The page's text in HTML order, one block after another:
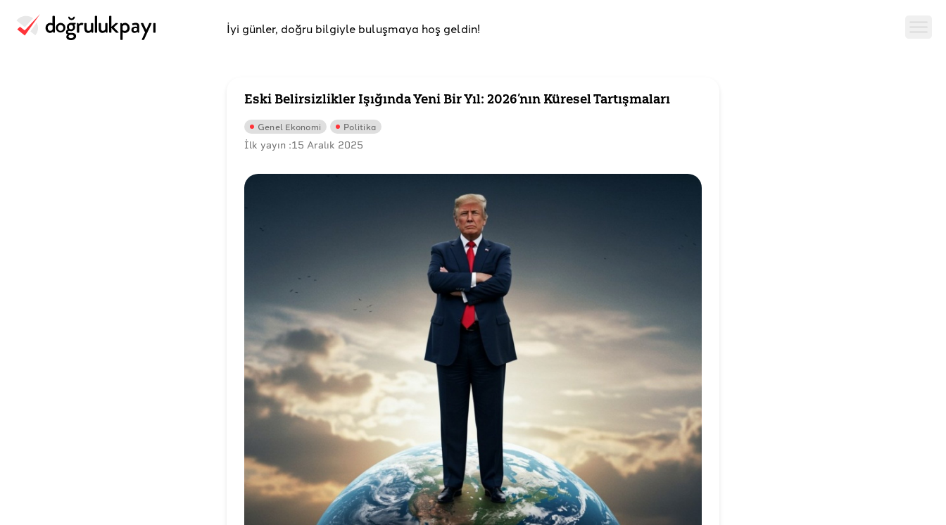
İyi günler, doğru bilgiyle buluşmaya hoş geldin!
Eski Belirsizlikler Işığında Yeni Bir Yıl: 2026’nın Küresel Tartışmaları
Genel Ekonomi Politika
İlk yayın :15 Aralık 2025